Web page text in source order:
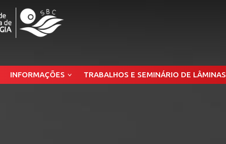
INFORMAÇÕES TRABALHOS E SEMINÁRIO DE LÂMINAS